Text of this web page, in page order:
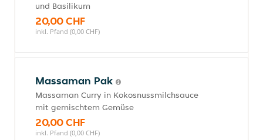
und Basilikum
20,00 CHF
inkl. Pfand (0,00 CHF)
Massaman Pak
Massaman Curry in Kokosnussmilchsauce
mit gemischtem Gemüse
20,00 CHF
inkl. Pfand (0,00 CHF)